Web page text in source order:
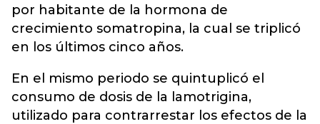
por habitante de la hormona de
crecimiento somatropina, la cual se triplicó
en los últimos cinco años.
En el mismo periodo se quintuplicó el
consumo de dosis de la lamotrigina,
utilizado para contrarrestar los efectos de la